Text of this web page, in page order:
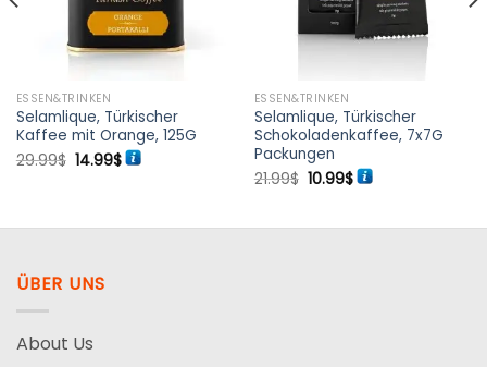
ESSEN&TRINKEN
Selamlique, Türkischer
Kaffee mit Orange, 125G
29.99$ Ursprünglicher
Preis
14.99$Aktueller
Preis
ESSEN&TRINKEN
Selamlique, Türkischer
Schokoladenkaffee, 7x7G
Packungen
21.99$ Ursprünglicher
Preis
10.99$Aktueller
Preis
ÜBER UNS
About Us